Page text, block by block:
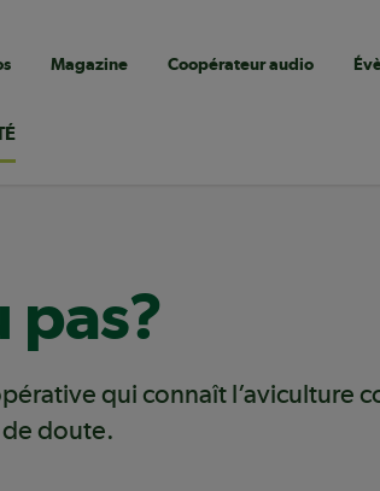
Magazine Coopérateur audio
pas?
qui connaît l’aviculture
doute.